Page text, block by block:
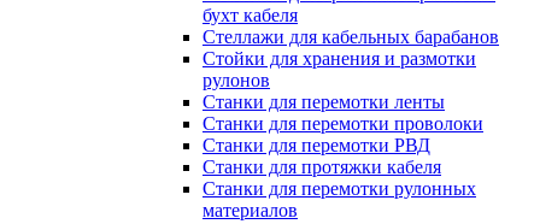
бухт кабеля
Стеллажи для кабельных барабанов
Стойки для хранения и размотки
рулонов
Станки для перемотки ленты
Станки для перемотки проволоки
Станки для перемотки РВД
Станки для протяжки кабеля
Станки для перемотки рулонных
материалов